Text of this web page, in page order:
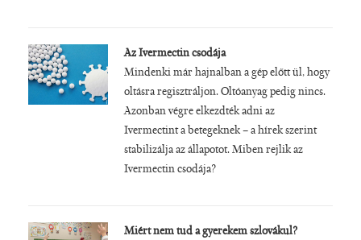
Az Ivermectin csodája
Mindenki már hajnalban a gép előtt ül, hogy
oltásra regisztráljon. Oltóanyag pedig nincs.
Azonban végre elkezdték adni az
Ivermectint a betegeknek – a hírek szerint
stabilizálja az állapotot. Miben rejlik az
Ivermectin csodája?
Miért nem tud a gyerekem szlovákul?